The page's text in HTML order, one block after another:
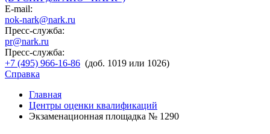
E-mail:
nok-nark@nark.ru
Пресс-служба:
pr@nark.ru
Пресс-служба:
+7 (495) 966-16-86 (доб. 1019 или 1026)
Справка
Главная
Центры оценки квалификаций
Экзаменационная площадка № 1290